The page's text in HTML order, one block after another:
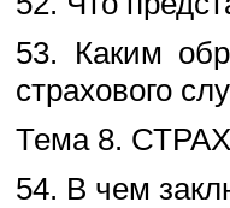
53. Каким
страхового
Тема 8.
54. В чем